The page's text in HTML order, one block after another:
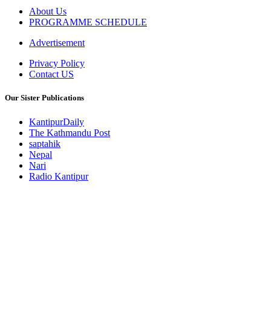
About Us
PROGRAMME SCHEDULE
Advertisement
Privacy Policy
Contact US
Our Sister Publications
KantipurDaily
The Kathmandu Post
saptahik
Nepal
Nari
Radio Kantipur